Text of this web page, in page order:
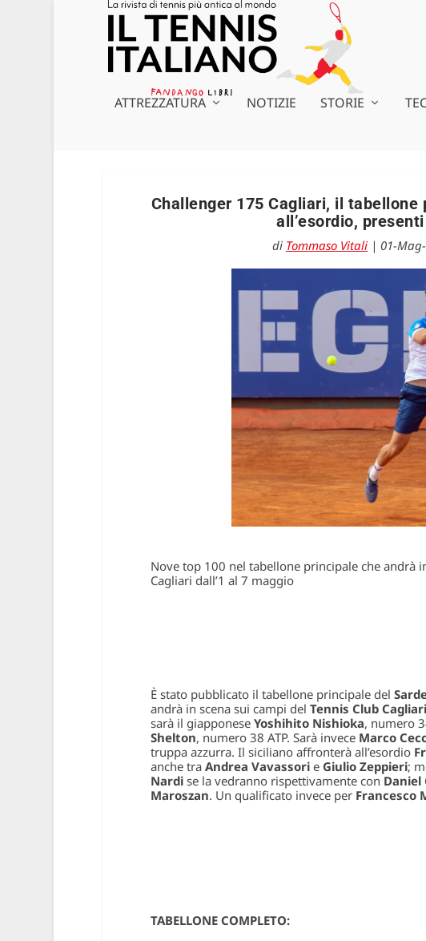
ATTREZZATURA NOTIZIE STORIE
Challenger 175 Cagliari, il
all’esordio,
di Tommaso Vitali| 01-
Nove top 100 nel tabellone principale che andrà
Cagliari dall’1 al 7 maggio
È stato pubblicato il tabellone principale del
andrà in scena sui campi del Tennis Club Cagliari
sarà il giapponese Yoshihito Nishioka, numero
Shelton, numero 38 ATP. Sarà invece Marco
truppa azzurra. Il siciliano affronterà all’esordio
anche tra Andrea Vavassorie Giulio Zeppieri;
Nardise la vedranno rispettivamente con Daniel
Maroszan. Un qualificato invece perFrancesco
TABELLONE COMPLETO: